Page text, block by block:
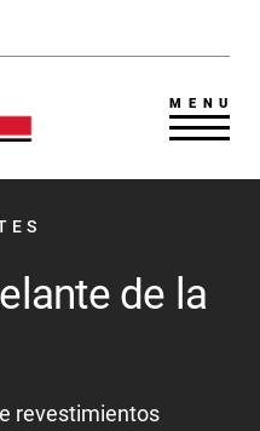
MENU
de la
revestimientos